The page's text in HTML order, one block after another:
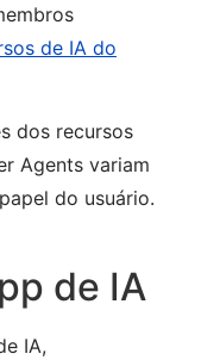
de IA do
dos recursos
Agents variam
do usuário.
de IA
IA,